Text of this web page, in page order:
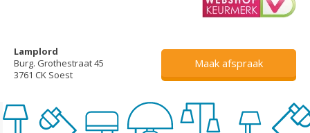
Lamplord
Burg. Grothestraat 45
3761 CK Soest
Maak afspraak